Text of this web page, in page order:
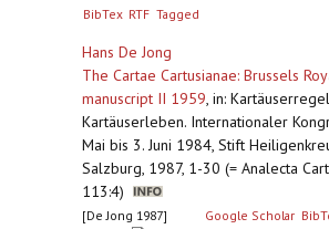
BibTex RTF Tagged
Hans De Jong
The Cartae Cartusianae: Brussels
manuscript II 1959, in:
Kartäuserleben. Internationaler
Mai bis 3. Juni 1984, Stift
Salzburg, 1987, 1-30 (= Analecta
113:4)
[De Jong 1987] Google Scholar